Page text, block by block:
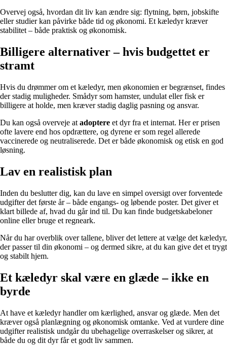
Overvej også, hvordan dit liv kan ændre sig: flytning, børn, jobskifte
eller studier kan påvirke både tid og økonomi. Et kæledyr kræver
stabilitet – både praktisk og økonomisk.
Billigere alternativer – hvis budgettet er
stramt
Hvis du drømmer om et kæledyr, men økonomien er begrænset, findes
der stadig muligheder. Smådyr som hamster, undulat eller fisk er
billigere at holde, men kræver stadig daglig pasning og ansvar.
Du kan også overveje at adoptere et dyr fra et internat. Her er prisen
ofte lavere end hos opdrættere, og dyrene er som regel allerede
vaccinerede og neutraliserede. Det er både økonomisk og etisk en god
løsning.
Lav en realistisk plan
Inden du beslutter dig, kan du lave en simpel oversigt over forventede
udgifter det første år – både engangs- og løbende poster. Det giver et
klart billede af, hvad du går ind til. Du kan finde budgetskabeloner
online eller bruge et regneark.
Når du har overblik over tallene, bliver det lettere at vælge det kæledyr,
der passer til din økonomi – og dermed sikre, at du kan give det et trygt
og stabilt hjem.
Et kæledyr skal være en glæde – ikke en
byrde
At have et kæledyr handler om kærlighed, ansvar og glæde. Men det
kræver også planlægning og økonomisk omtanke. Ved at vurdere dine
udgifter realistisk undgår du ubehagelige overraskelser og sikrer, at
både du og dit dyr får et godt liv sammen.